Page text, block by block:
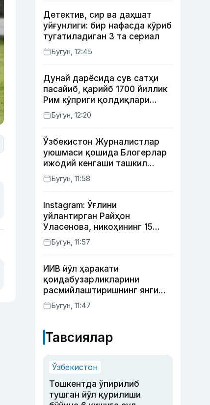
Детектив, сир ва даҳшат
уйғунлиги: бир нафасда кўриб
тугатиладиган 3 та сериал
Бугун, 12:45
Дунай дарёсида сув сатҳи
пасайиб, қарийб 1700 йиллик
Рим кўприги қолдиқлари
кўринди
Бугун, 12:20
Ўзбекистон Журналистлар
уюшмаси қошида Блогерлар
ижодий кенгаши ташкил
этилди
Бугун, 11:58
Instagram: Ўғлини
уйлантирган Райҳон
Уласенова, никоҳининг 15
йиллигини нишонлаган турк
актёрлари ва Камелот
Раҳимова
Бугун, 11:57
ИИВ йўл ҳаракати
қоидабузарликларини
расмийлаштиришнинг янги
тартибини таклиф қилди
Бугун, 11:47
Тавсиялар
Ўзбекистон
Тошкентда ўпирилиб
тушган йўл қурилиши